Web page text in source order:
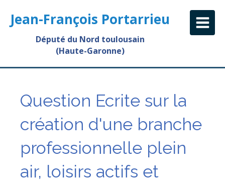
Jean-François Portarrieu
Député du Nord toulousain
(Haute-Garonne)
Question Ecrite sur la
création d'une branche
professionnelle plein
air, loisirs actifs et